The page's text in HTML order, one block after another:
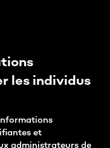
les individus
et
administrateurs de